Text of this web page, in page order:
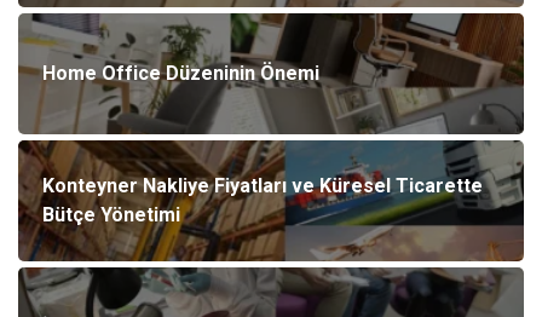
Home Office Düzeninin Önemi
Konteyner Nakliye Fiyatları ve Küresel Ticarette
Bütçe Yönetimi